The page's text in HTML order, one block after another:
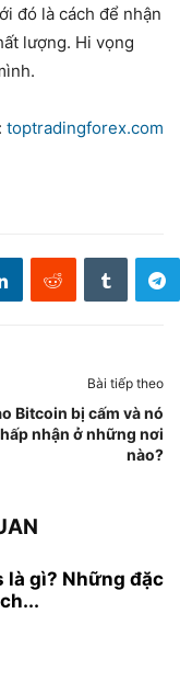
đó là cách để nhận
lượng. Hi vọng
toptradingforex.com
Bài tiếp theo
Bitcoin bị cấm và nó
nhận ở những nơi
nào?
là gì? Những đặc